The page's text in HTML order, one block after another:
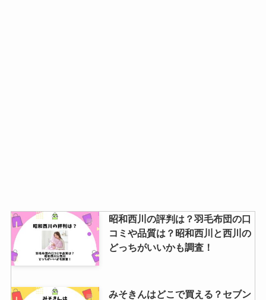
昭和西川の評判は？羽毛布団の口
コミや品質は？昭和西川と西川の
どっちがいいかも調査！
みそきんはどこで買える？セブン